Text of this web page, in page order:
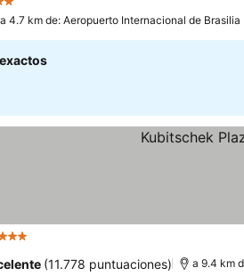
a 4.7 km de: Aeropuerto Internacional de
(11.778 puntuaciones) a 9.4 km